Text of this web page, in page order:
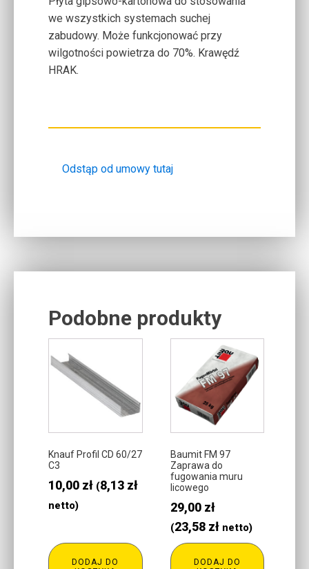
we wszystkich systemach suchej
zabudowy. Może funkcjonować przy
wilgotności powietrza do 70%. Krawędź
HRAK.
Odstąp od umowy tutaj
Podobne produkty
Knauf Profil CD 60/27
C3
10,00 zł (8,13 zł
netto)
DODAJ DO
Baumit FM 97
Zaprawa do
fugowania muru
licowego
29,00 zł
(23,58 złnetto)
DODAJ DO